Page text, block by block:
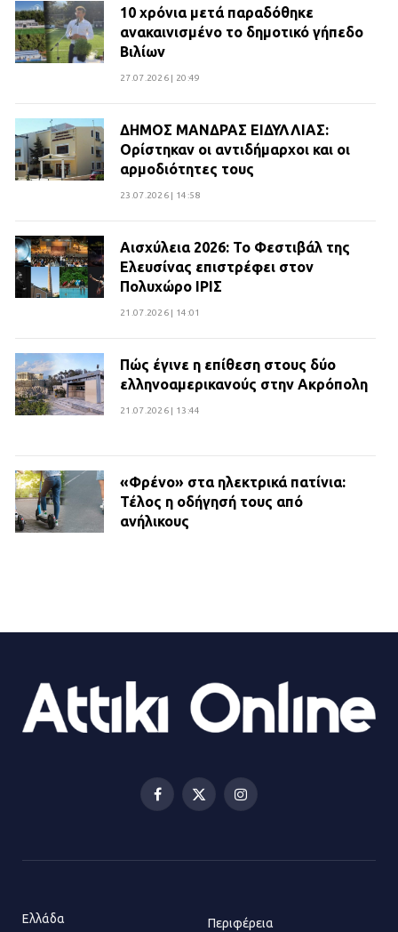
10 χρόνια μετά παραδόθηκε
ανακαινισμένο το δημοτικό γήπεδο
Βιλίων
27.07.2026 | 20:49
ΔΗΜΟΣ ΜΑΝΔΡΑΣ ΕΙΔΥΛΛΙΑΣ:
Ορίστηκαν οι αντιδήμαρχοι και οι
αρμοδιότητες τους
23.07.2026 | 14:58
Αισχύλεια 2026: Το Φεστιβάλ της
Ελευσίνας επιστρέφει στον
Πολυχώρο ΙΡΙΣ
21.07.2026 | 14:01
Πώς έγινε η επίθεση στους δύο
ελληνοαμερικανούς στην Ακρόπολη
21.07.2026 | 13:44
«Φρένο» στα ηλεκτρικά πατίνια:
Τέλος η οδήγησή τους από
ανήλικους
Βριλήσσια: Αυτοκίνητο έσπασε
τζαμαρία και μπήκε μέσα σε μαγαζί
Facebook
X
Instagram
Ελλάδα Περιφέρεια